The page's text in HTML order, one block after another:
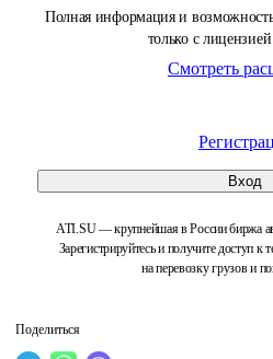
Полная информация и
только с
Смотреть
Вход
ATI.SU — крупнейшая в России биржа
Зарегистрируйтесь и получите доступ к
на перевозку грузов и
Поделиться